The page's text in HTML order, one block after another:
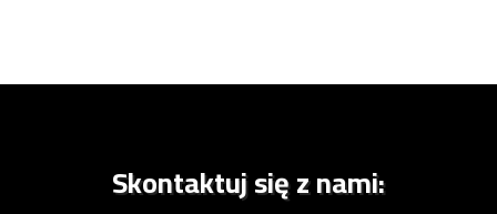
Skontaktuj się z nami: